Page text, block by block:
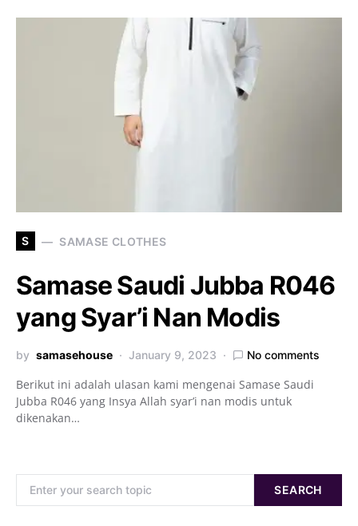
S SAMASE CLOTHES
Samase Saudi Jubba R046
yang Syar’i Nan Modis
by samasehouse January 9, 2023 No comments
Berikut ini adalah ulasan kami mengenai Samase Saudi
Jubba R046 yang Insya Allah syar’i nan modis untuk
dikenakan…
SEARCH